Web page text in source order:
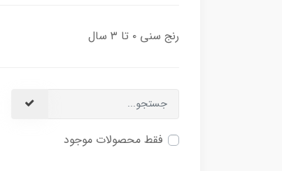
رنج سنی ۰ تا ۳ سال
فقط محصولات موجود